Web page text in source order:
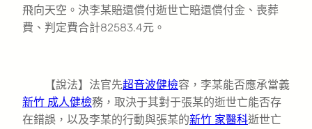
飛向天空。決李某賠還償付逝世亡賠還償付金、喪葬
費、判定費合計82583.4元。
【說法】法官先超音波健檢容，李某能否應承當義
新竹 成人健檢務，取決于其對于張某的逝世亡能否存
在錯誤，以及李某的行動與張某的新竹 家醫科逝世亡